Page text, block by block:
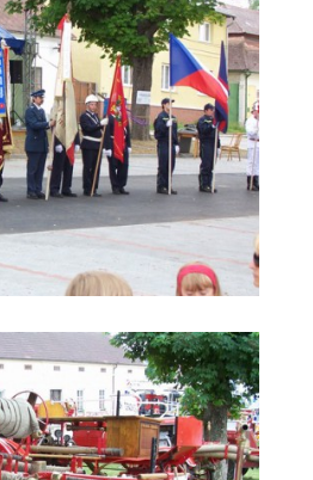
|Aktualizováno: 5. 6. 2026|Nahoru ↑